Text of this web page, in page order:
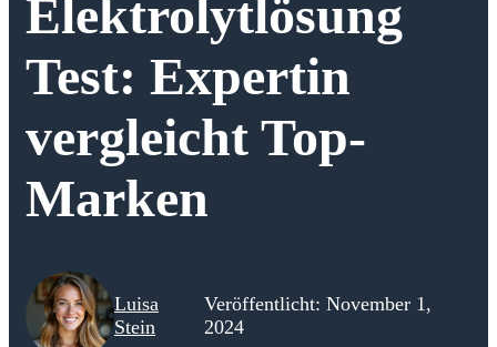
Elektrolytlösung
Test: Expertin
vergleicht Top-
Marken
Luisa
Stein
Veröffentlicht: November 1,
2024